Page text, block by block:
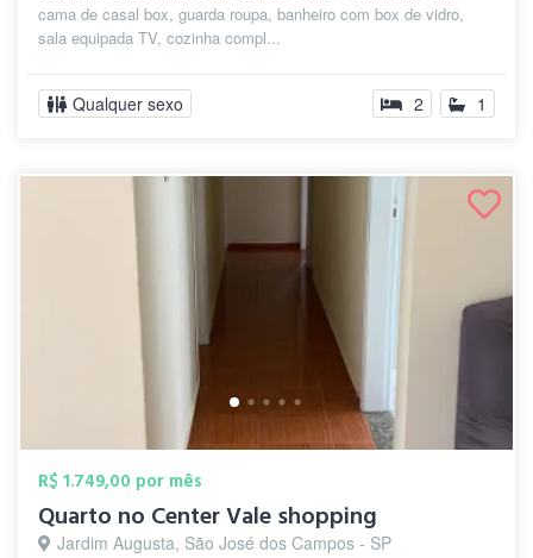
cama de casal box, guarda roupa, banheiro com box de vidro,
sala equipada TV, cozinha compl...
Qualquer sexo 2 1
R$ 1.749,00 por mês
Quarto no Center Vale shopping
Jardim Augusta, São José dos Campos - SP